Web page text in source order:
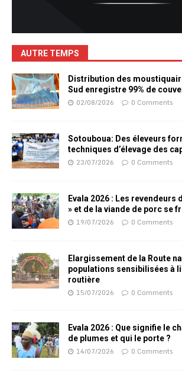
AUTRE TEMPS
Distribution des
Sud enregistre 99% de
02/08/2026 0 Comments
Sotouboua: Des éleveurs
techniques d’élevage des
23/07/2026 0 Comments
Evala 2026 : Les revendeurs
» et de la viande de porc se
19/07/2026 0 Comments
Elargissement de la Route
populations sensibilisées à
routière
15/07/2026 0 Comments
Evala 2026 : Que signifie le
de plumes et qui le porte ?
14/07/2026 0 Comments